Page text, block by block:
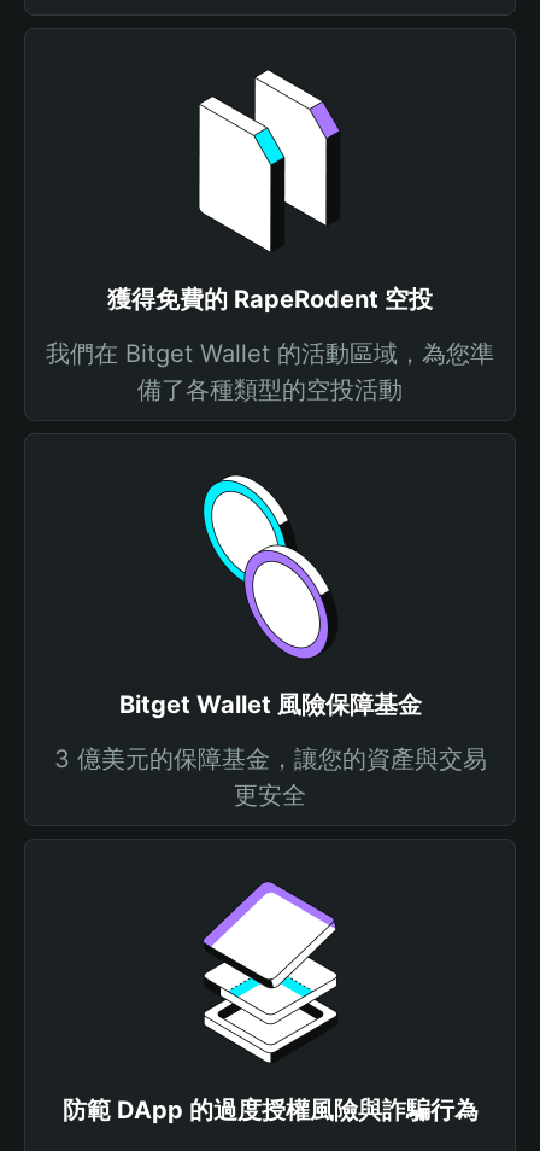
獲得免費的 RapeRodent 空投
我們在 Bitget Wallet 的活動區域，為您準
備了各種類型的空投活動
Bitget Wallet 風險保障基金
3 億美元的保障基金，讓您的資產與交易
更安全
防範 DApp 的過度授權風險與詐騙行為